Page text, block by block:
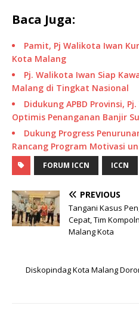
Baca Juga:
Pamit, Pj Walikota Iwan
Kota Malang
Pj. Walikota Iwan Siap
Malang di Tingkat Nasional
Didukung APBD Provinsi,
Optimis Penanganan Banjir
Dukung Progress
Rancang Program Motivasi
FORUM ICCN ICCN
PREVIOUS
Tangani Kasus
Cepat, Tim
Malang Kota
Diskopindag Kota Malang